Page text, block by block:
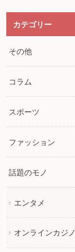
カテゴリー
その他
コラム
スポーツ
ファッション
話題のモノ
エンタメ
オンラインカジノ